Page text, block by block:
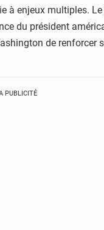
à enjeux multiples.
du président
de renforcer
PUBLICITÉ